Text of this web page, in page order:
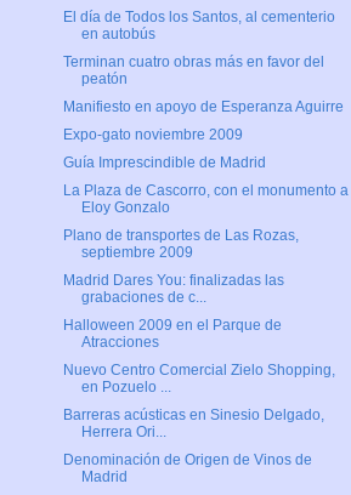
El día de Todos los Santos, al cementerio
en autobús
Terminan cuatro obras más en favor del
peatón
Manifiesto en apoyo de Esperanza Aguirre
Expo-gato noviembre 2009
Guía Imprescindible de Madrid
La Plaza de Cascorro, con el monumento a
Eloy Gonzalo
Plano de transportes de Las Rozas,
septiembre 2009
Madrid Dares You: finalizadas las
grabaciones de c...
Halloween 2009 en el Parque de
Atracciones
Nuevo Centro Comercial Zielo Shopping,
en Pozuelo ...
Barreras acústicas en Sinesio Delgado,
Herrera Ori...
Denominación de Origen de Vinos de
Madrid